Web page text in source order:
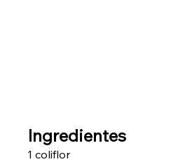
Ingredientes
1 coliflor